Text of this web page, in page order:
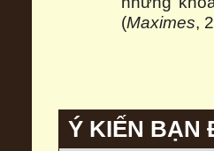
(Maximes,
Ý KIẾN BẠN